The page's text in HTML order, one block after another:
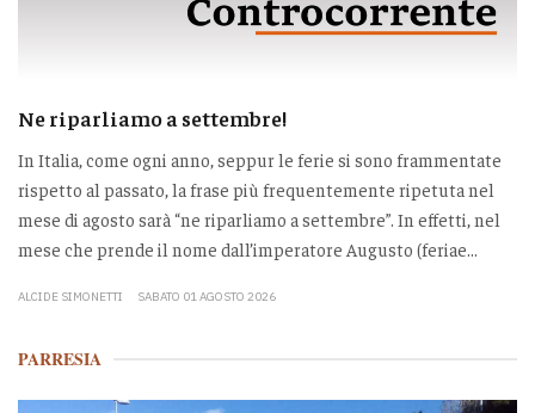
Ne riparliamo a settembre!
In Italia, come ogni anno, seppur le ferie si sono frammentate
rispetto al passato, la frase più frequentemente ripetuta nel
mese di agosto sarà “ne riparliamo a settembre”. In effetti, nel
mese che prende il nome dall’imperatore Augusto (feriae...
ALCIDE SIMONETTI SABATO 01 AGOSTO 2026
PARRESIA